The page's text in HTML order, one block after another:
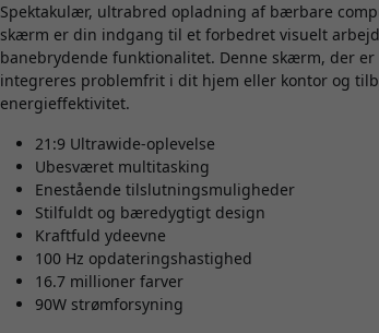
Spektakulær, ultrabred opladning af bærbare
skærm er din indgang til et forbedret visuelt
banebrydende funktionalitet. Denne skærm, der
integreres problemfrit i dit hjem eller kontor og
energieffektivitet.
21:9 Ultrawide-oplevelse
Ubesværet multitasking
Enestående tilslutningsmuligheder
Stilfuldt og bæredygtigt design
Kraftfuld ydeevne
100 Hz opdateringshastighed
16.7 millioner farver
90W strømforsyning